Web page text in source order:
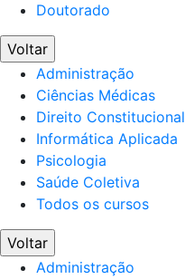
Doutorado
Voltar
Administração
Ciências Médicas
Direito Constitucional
Informática Aplicada
Psicologia
Saúde Coletiva
Todos os cursos
Voltar
Administração